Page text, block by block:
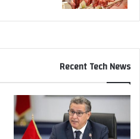
Recent Tech News